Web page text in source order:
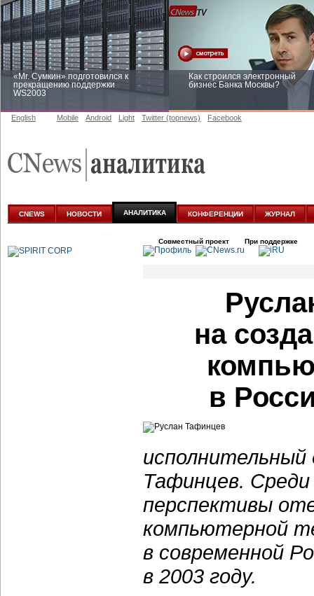
«Mr. Сумкин» подготовился к
прекращению поддержки
WS2003
Как строился электронный
бизнес Банка Москвы?
аналитике
English Mobile Android Light Twitter (topnews) Facebook
CNEWS НОВОСТИ АНАЛИТИКА КОНФЕРЕНЦИИ ЖУРНАЛ
Совместный проект При поддержке
на
в
Тафинцев.
перспективы
компьютерной
в современной
в 2003 году.